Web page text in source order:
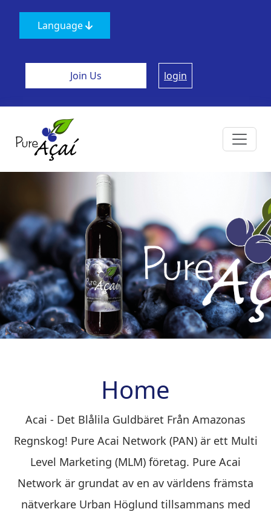
Language
Norwegian
Swedish
Join Us login
Home
Acai - Det Blålila Guldbäret Från Amazonas
Regnskog! Pure Acai Network (PAN) är ett Multi
Level Marketing (MLM) företag. Pure Acai
Network är grundat av en av världens främsta
nätverkare Urban Höglund tillsammans med